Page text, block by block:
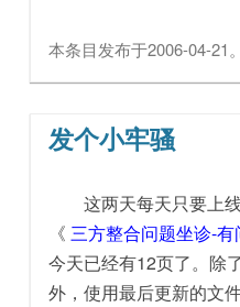
本条目发布于2006-04-21
发个小牢骚
这两天每天只要上线
《 三方整合问题坐诊-
今天已经有12页了。除
外，使用最后更新的文